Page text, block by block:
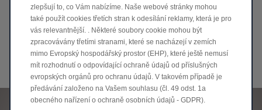
Model C10 REEV je vybaven spalovacím motorem, který
průběžně dobíjí trakční baterii, díky čemuž činí kumulativní
dojezd (plně nabitá baterie s kapacitou 28,4 kWh + 50litrová
palivová nádrž) více než 970 km.
zlepšují to, co Vám nabízíme. Naše webové stránky mohou
také použít cookies třetích stran k odesílání reklamy, která je pro
vás relevantnější. . Některé soubory cookie mohou být
zpracovávány třetími stranami, které se nacházejí v zemích
mimo Evropský hospodářský prostor (EHP), které ještě nemusí
mít rozhodnutí o odpovídající ochraně údajů od příslušných
evropských orgánů pro ochranu údajů. V takovém případě je
předávání založeno na Vašem souhlasu (čl. 49 odst. 1a
obecného nařízení o ochraně osobních údajů - GDPR).